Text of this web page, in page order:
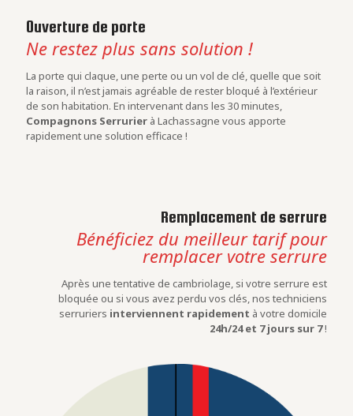
Ouverture de porte
Ne restez plus sans solution !
La porte qui claque, une perte ou un vol de clé, quelle que soit
la raison, il n’est jamais agréable de rester bloqué à l’extérieur
de son habitation. En intervenant dans les 30 minutes,
Compagnons Serrurier à Lachassagne vous apporte
rapidement une solution efficace !
Remplacement de serrure
Bénéficiez du meilleur tarif pour
remplacer votre serrure
Après une tentative de cambriolage, si votre serrure est
bloquée ou si vous avez perdu vos clés, nos techniciens
serruriers interviennent rapidement à votre domicile
24h/24 et 7 jours sur 7!